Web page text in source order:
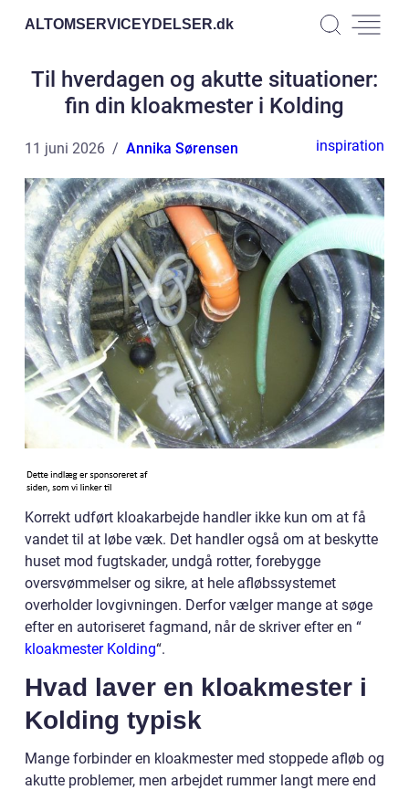
ALTOMSERVICEYDELSER.dk
Til hverdagen og akutte situationer:
fin din kloakmester i Kolding
11 juni 2026 Annika Sørensen inspiration
Korrekt udført kloakarbejde handler ikke kun om at få
vandet til at løbe væk. Det handler også om at beskytte
huset mod fugtskader, undgå rotter, forebygge
oversvømmelser og sikre, at hele afløbssystemet
overholder lovgivningen. Derfor vælger mange at søge
efter en autoriseret fagmand, når de skriver efter en “
kloakmester Kolding“.
Hvad laver en kloakmester i
Kolding typisk
Mange forbinder en kloakmester med stoppede afløb og
akutte problemer, men arbejdet rummer langt mere end